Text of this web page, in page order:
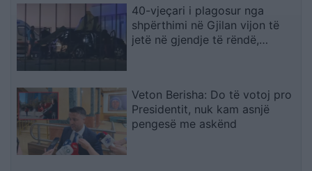
40-vjeçari i plagosur nga
shpërthimi në Gjilan vijon të
jetë në gjendje të rëndë,
Veton Berisha: Do të votoj pro
Presidentit, nuk kam asnjë
pengesë me askënd